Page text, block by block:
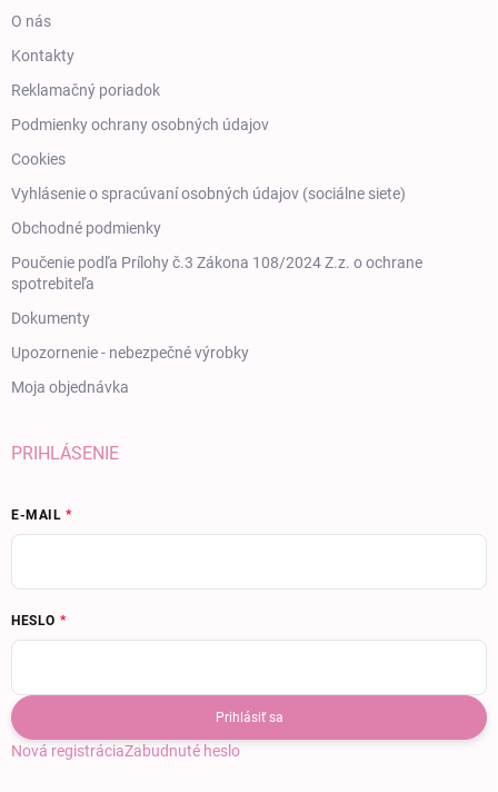
O nás
Kontakty
Reklamačný poriadok
Podmienky ochrany osobných údajov
Cookies
Vyhlásenie o spracúvaní osobných údajov (sociálne siete)
Obchodné podmienky
Poučenie podľa Prílohy č.3 Zákona 108/2024 Z.z. o ochrane
spotrebiteľa
Dokumenty
Upozornenie - nebezpečné výrobky
Moja objednávka
PRIHLÁSENIE
E-MAIL
HESLO
Prihlásiť sa
Nová registráciaZabudnuté heslo